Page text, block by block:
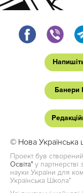
© Нова Українська
Проект був
Освіта" у партнерстві
науки України для
Українська Школа"